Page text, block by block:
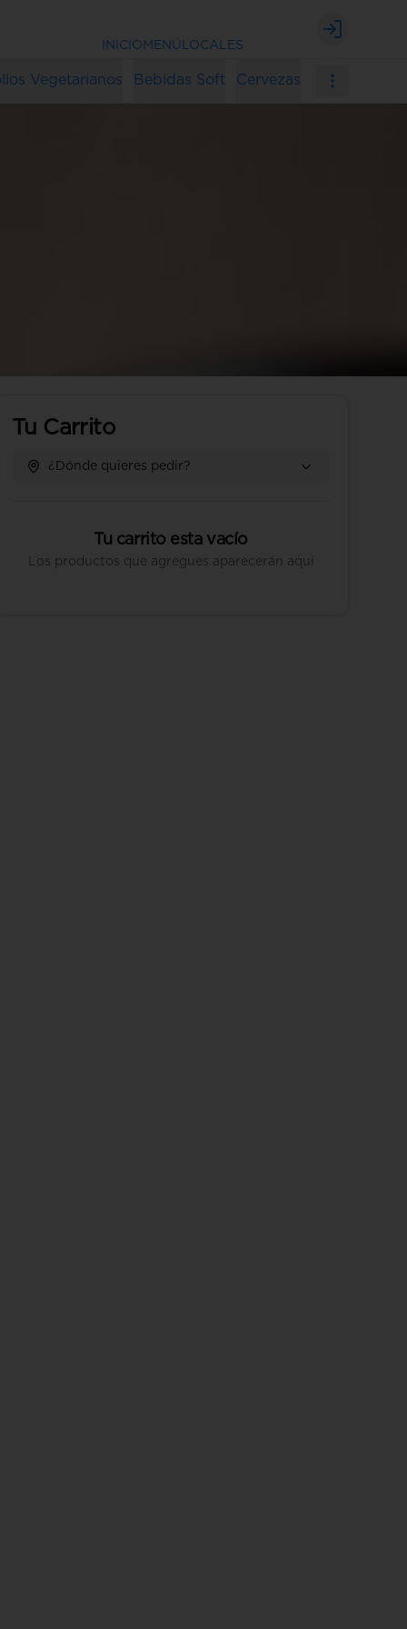
INICIO MENÚ LOCALES
Login
Vegetarianos Bebidas Soft Cervezas
Tu Carrito
¿Dónde quieres pedir?
Tu carrito esta vacío
Los productos que agregues aparecerán aquí